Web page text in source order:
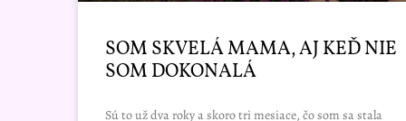
SOM SKVELÁ MAMA, AJ KEĎ NIE
SOM DOKONALÁ
Sú to už dva roky a skoro tri mesiace, čo som sa stala